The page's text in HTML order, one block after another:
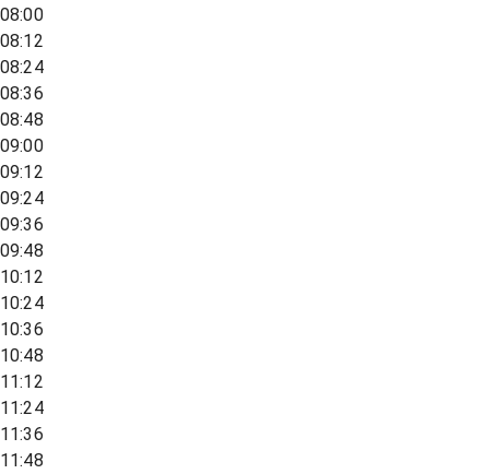
08:00
08:12
08:24
08:36
08:48
09:00
09:12
09:24
09:36
09:48
10:12
10:24
10:36
10:48
11:12
11:24
11:36
11:48